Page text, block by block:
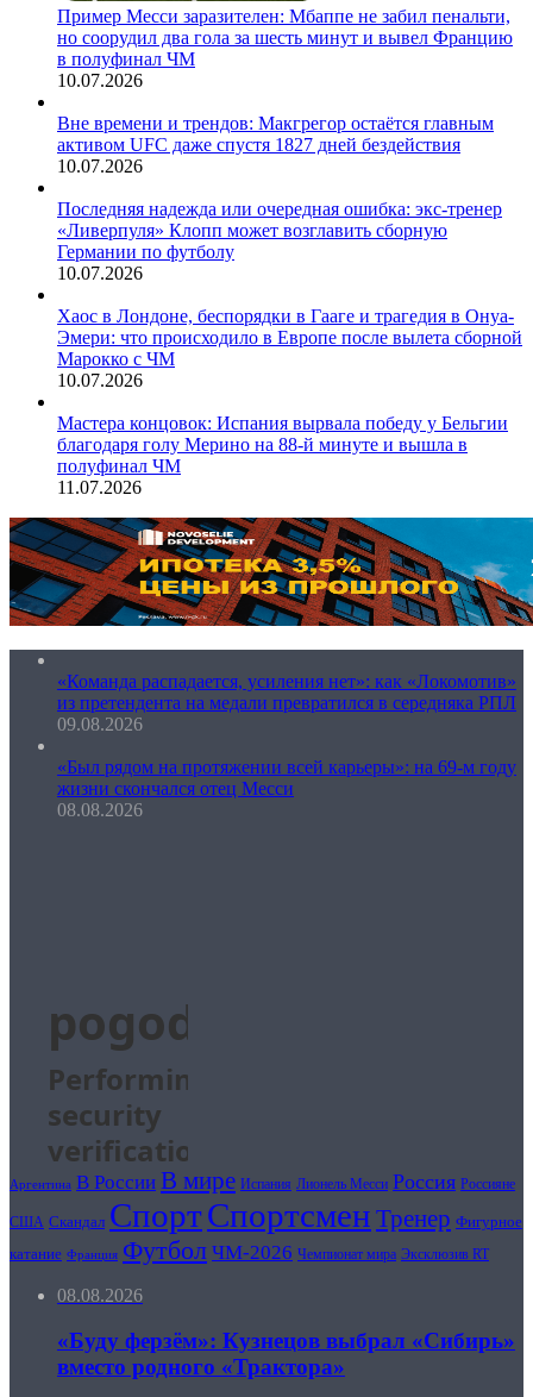
Пример Месси заразителен: Мбаппе не забил пенальти,
но соорудил два гола за шесть минут и вывел Францию
в полуфинал ЧМ
10.07.2026
Вне времени и трендов: Макгрегор остаётся главным
активом UFC даже спустя 1827 дней бездействия
10.07.2026
Последняя надежда или очередная ошибка: экс-тренер
«Ливерпуля» Клопп может возглавить сборную
Германии по футболу
10.07.2026
Хаос в Лондоне, беспорядки в Гааге и трагедия в Онуа-
Эмери: что происходило в Европе после вылета сборной
Марокко с ЧМ
10.07.2026
Мастера концовок: Испания вырвала победу у Бельгии
благодаря голу Мерино на 88‑й минуте и вышла в
полуфинал ЧМ
11.07.2026
«Команда распадается, усиления нет»: как «Локомотив»
из претендента на медали превратился в середняка РПЛ
09.08.2026
«Был рядом на протяжении всей карьеры»: на 69-м году
жизни скончался отец Месси
08.08.2026
Аргентина В России В мире Испания Лионель Месси Россия Россияне
США Скандал СпортСпортсмен Тренер Фигурное
катание Франция Футбол ЧМ-2026 Чемпионат мира Эксклюзив RT
08.08.2026
«Буду ферзём»: Кузнецов выбрал «Сибирь»
вместо родного «Трактора»